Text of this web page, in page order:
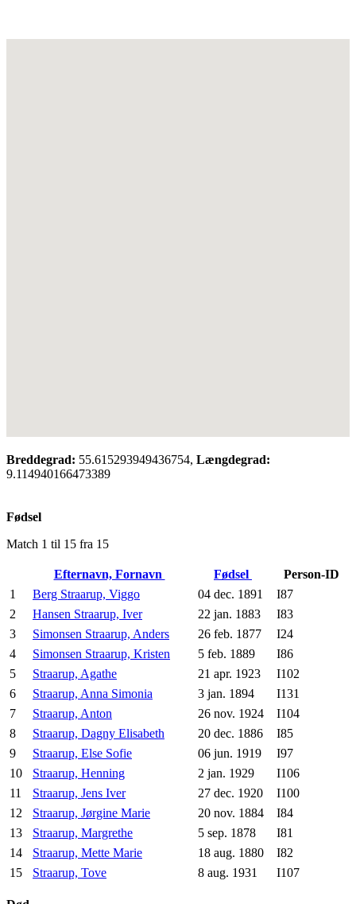
Breddegrad: 55.615293949436754, Længdegrad:
9.114940166473389
Fødsel
Match 1 til 15 fra 15
Efternavn, Fornavn Fødsel
Person-ID
1
Berg Straarup, Viggo 04 dec. 1891
I87
2
Hansen Straarup, Iver 22 jan. 1883
I83
3
Simonsen Straarup, Anders 26 feb. 1877
I24
4
Simonsen Straarup, Kristen 5 feb. 1889
I86
5
Straarup, Agathe 21 apr. 1923
I102
6
Straarup, Anna Simonia 3 jan. 1894
I131
7
Straarup, Anton 26 nov. 1924
I104
8
Straarup, Dagny Elisabeth 20 dec. 1886
I85
9
Straarup, Else Sofie 06 jun. 1919
I97
10
Straarup, Henning 2 jan. 1929
I106
11
Straarup, Jens Iver 27 dec. 1920
I100
12
Straarup, Jørgine Marie 20 nov. 1884
I84
13
Straarup, Margrethe 5 sep. 1878
I81
14
Straarup, Mette Marie 18 aug. 1880
I82
15
Straarup, Tove 8 aug. 1931 I107